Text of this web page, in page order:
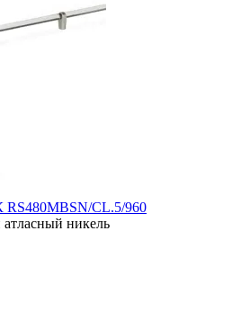
CL.5/960
никель